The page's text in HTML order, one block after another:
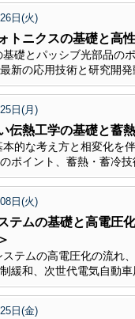
日(火)
トニクスの基礎と高
基礎とパッシブ光部品の
新の応用技術と研究開発
日(月)
伝熱工学の基礎と蓄
本的な考え方と相変化を
ポイント、蓄熱・蓄冷
日(火)
テムの基礎と高電圧
ステムの高電圧化の流れ
緩和、次世代電気自動
日(金)